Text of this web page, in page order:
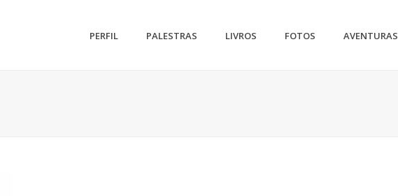
PERFIL PALESTRAS LIVROS FOTOS AVENTURAS